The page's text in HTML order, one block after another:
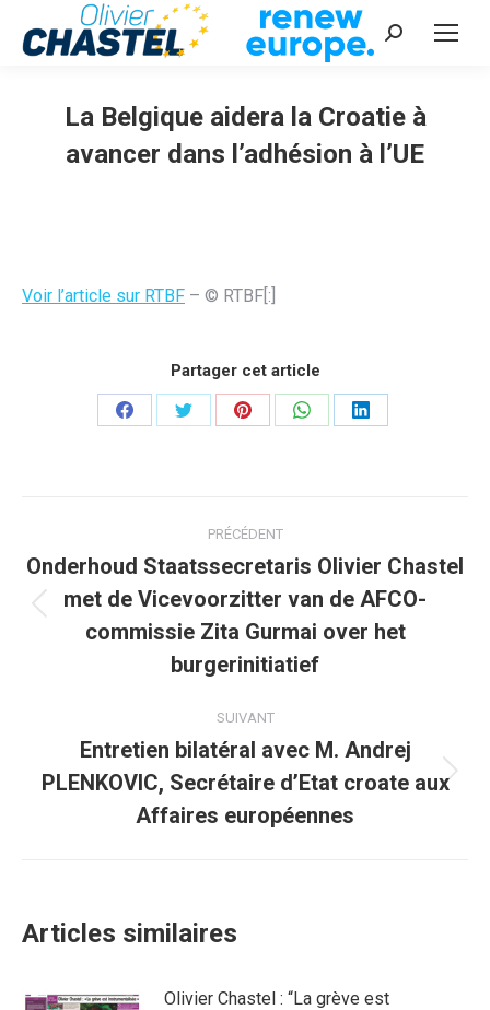
Recherche
La Belgique aidera la Croatie à
avancer dans l’adhésion à l’UE
Voir l’article sur RTBF – © RTBF[:]
Partager cet article
PartagerPartagerPartagerPartagerPartager
article
PRÉCÉDENT
précédent
:
Onderhoud Staatssecretaris Olivier Chastel
met de Vicevoorzitter van de AFCO-
commissie Zita Gurmai over het
burgerinitiatief
SUIVANT
Article
suivant
Entretien bilatéral avec M. Andrej
PLENKOVIC, Secrétaire d’Etat croate aux
Affaires européennes
Articles similaires
Olivier Chastel : “La grève est